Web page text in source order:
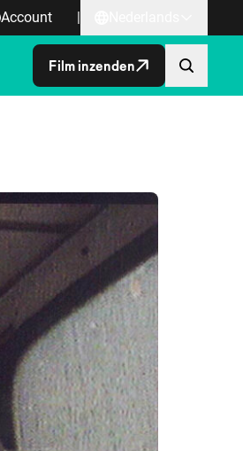
Account |
Film inzenden